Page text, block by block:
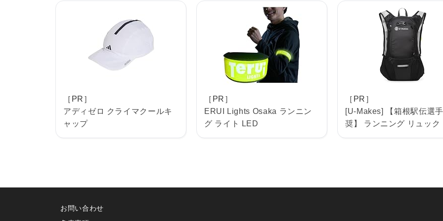
［PR］
アディゼロ クライマクールキ
ャップ
［PR］
ERUI Lights Osaka ランニン
グ ライト LED
［PR］
[U-Makes] 【箱根駅伝選
奨】 ランニング リュック
お問い合わせ